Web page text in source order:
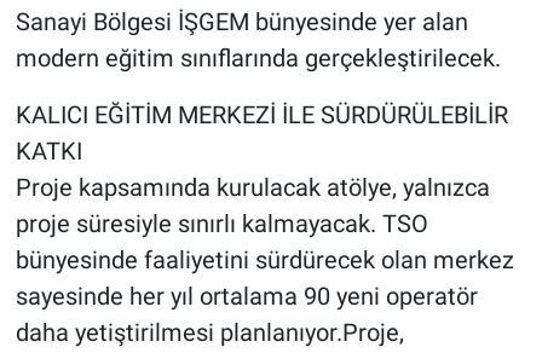
Sanayi Bölgesi İŞGEM bünyesinde yer alan
modern eğitim sınıflarında gerçekleştirilecek.
KALICI EĞİTİM MERKEZİ İLE SÜRDÜRÜLEBİLİR
KATKI
Proje kapsamında kurulacak atölye, yalnızca
proje süresiyle sınırlı kalmayacak. TSO
bünyesinde faaliyetini sürdürecek olan merkez
sayesinde her yıl ortalama 90 yeni operatör
daha yetiştirilmesi planlanıyor.Proje,